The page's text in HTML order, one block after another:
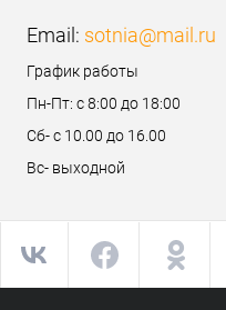
Email: sotnia@mail.ru
График работы
Пн-Пт: с 8:00 до 18:00
Сб- с 10.00 до 16.00
Вс- выходной